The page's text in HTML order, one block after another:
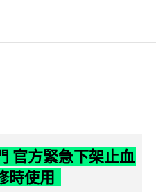
官方緊急下架止血
時使用